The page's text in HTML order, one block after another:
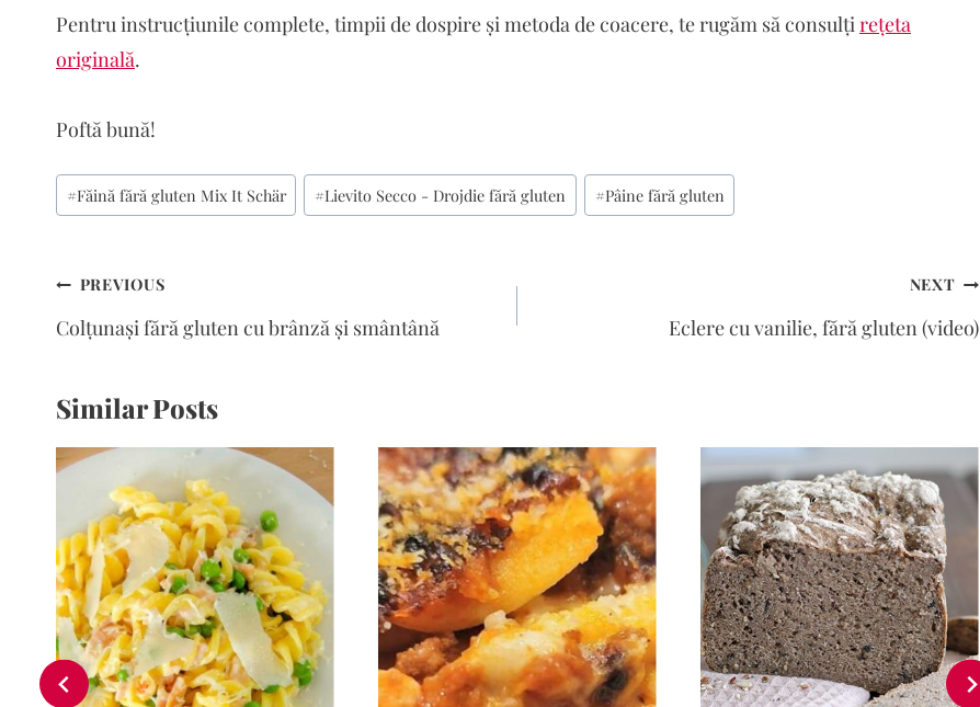
Pentru instrucțiunile complete, timpii de dospire și metoda de coacere, te rugăm să consulți rețeta
originală.
Poftă bună!
Post
Tags:
#Făină fără gluten Mix It Schär #Lievito Secco - Drojdie fără gluten #Pâine fără gluten
Navigare
în
articole
PREVIOUS
Colțunași fără gluten cu brânză și smântână
NEXT
Eclere cu vanilie, fără gluten (video)
Similar Posts